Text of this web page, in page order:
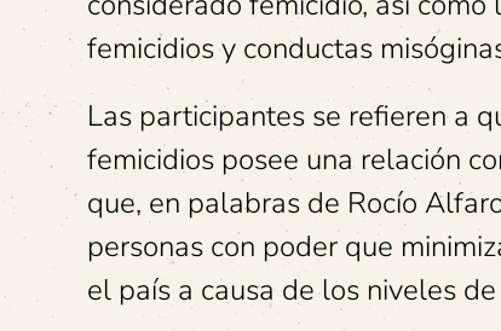
femicidios y conductas
Las participantes se refieren a
femicidios posee una relación
que, en palabras de Rocío
personas con poder que
el país a causa de los niveles